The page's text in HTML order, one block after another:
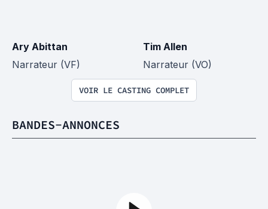
Ary Abittan
Narrateur (VF)
Tim Allen
Narrateur (VO)
VOIR LE CASTING COMPLET
BANDES-ANNONCES